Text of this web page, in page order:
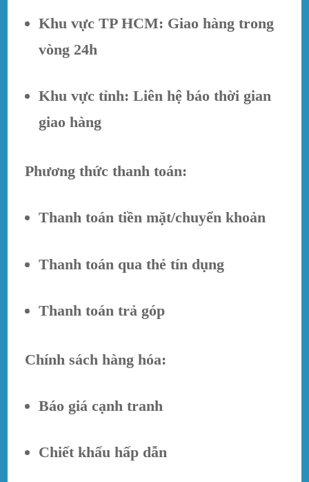
Khu vực TP HCM: Giao hàng trong
vòng 24h
Khu vực tỉnh: Liên hệ báo thời gian
giao hàng
Phương thức thanh toán:
Thanh toán tiền mặt/chuyển khoản
Thanh toán qua thẻ tín dụng
Thanh toán trả góp
Chính sách hàng hóa:
Báo giá cạnh tranh
Chiết khấu hấp dẫn